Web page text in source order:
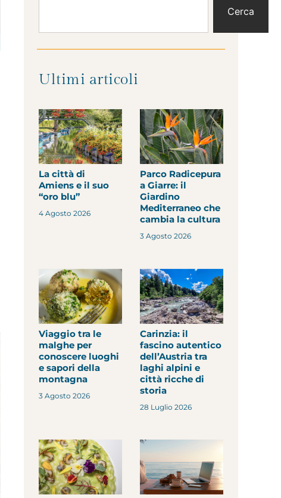
Cerca
Ultimi articoli
La città di
Amiens e il suo
“oro blu”
4 Agosto 2026
Parco Radicepura
a Giarre: il
Giardino
Mediterraneo che
cambia la cultura
3 Agosto 2026
Viaggio tra le
malghe per
conoscere luoghi
e sapori della
montagna
3 Agosto 2026
Carinzia: il
fascino autentico
dell’Austria tra
laghi alpini e
città ricche di
storia
28 Luglio 2026